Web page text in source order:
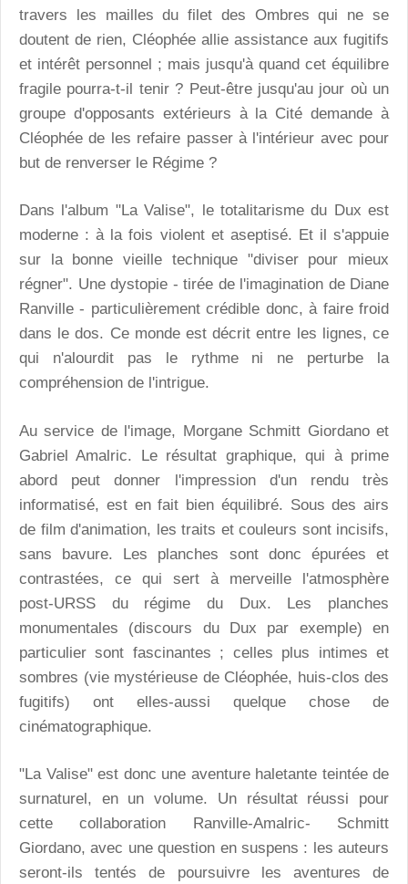
travers les mailles du filet des Ombres qui ne se
doutent de rien, Cléophée allie assistance aux fugitifs
et intérêt personnel ; mais jusqu'à quand cet équilibre
fragile pourra-t-il tenir ? Peut-être jusqu'au jour où un
groupe d'opposants extérieurs à la Cité demande à
Cléophée de les refaire passer à l'intérieur avec pour
but de renverser le Régime ?
Dans l'album "La Valise", le totalitarisme du Dux est
moderne : à la fois violent et aseptisé. Et il s'appuie
sur la bonne vieille technique "diviser pour mieux
régner". Une dystopie - tirée de l'imagination de Diane
Ranville - particulièrement crédible donc, à faire froid
dans le dos. Ce monde est décrit entre les lignes, ce
qui n'alourdit pas le rythme ni ne perturbe la
compréhension de l'intrigue.
Au service de l'image, Morgane Schmitt Giordano et
Gabriel Amalric. Le résultat graphique, qui à prime
abord peut donner l'impression d'un rendu très
informatisé, est en fait bien équilibré. Sous des airs
de film d'animation, les traits et couleurs sont incisifs,
sans bavure. Les planches sont donc épurées et
contrastées, ce qui sert à merveille l'atmosphère
post-URSS du régime du Dux. Les planches
monumentales (discours du Dux par exemple) en
particulier sont fascinantes ; celles plus intimes et
sombres (vie mystérieuse de Cléophée, huis-clos des
fugitifs) ont elles-aussi quelque chose de
cinématographique.
"La Valise" est donc une aventure haletante teintée de
surnaturel, en un volume. Un résultat réussi pour
cette collaboration Ranville-Amalric- Schmitt
Giordano, avec une question en suspens : les auteurs
seront-ils tentés de poursuivre les aventures de